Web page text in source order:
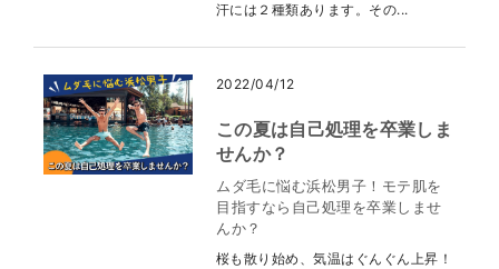
汗には２種類あります。その...
2022/04/12
この夏は自己処理を卒業しま
せんか？
ムダ毛に悩む浜松男子！モテ肌を
目指すなら自己処理を卒業しませ
んか？
桜も散り始め、気温はぐんぐん上昇！